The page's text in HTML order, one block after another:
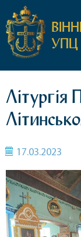
УПЦ
Літургія
17.03.2023